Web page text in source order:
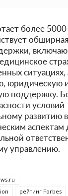
более
ситуациях,
юридическую
поддержку.
развитию
аспектам
управлению.
рейтинг Forbes